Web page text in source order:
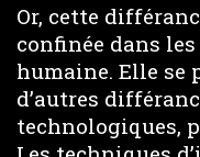
Or, cette
confinée dans
humaine. Elle se
d’autres
technologiques,